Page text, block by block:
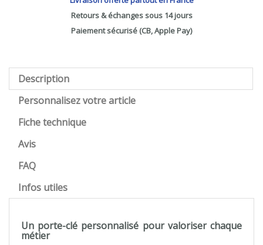
Retours & échanges sous 14 jours
Paiement sécurisé (CB, Apple Pay)
Description
Personnalisez votre article
Fiche technique
Avis
FAQ
Infos utiles
Un porte-clé personnalisé pour valoriser chaque
métier